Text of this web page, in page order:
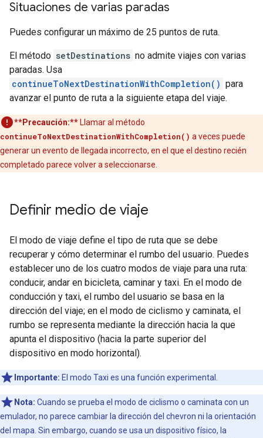
Situaciones de varias paradas
Puedes configurar un máximo de 25 puntos de ruta.
El método setDestinations no admite viajes con varias
paradas. Usa
continueToNextDestinationWithCompletion() para
avanzar el punto de ruta a la siguiente etapa del viaje.
**Precaución:** Llamar al método
continueToNextDestinationWithCompletion() a veces puede
generar un evento de llegada incorrecto, en el que el destino recién
completado parece volver a seleccionarse.
Definir medio de viaje
El modo de viaje define el tipo de ruta que se debe
recuperar y cómo determinar el rumbo del usuario. Puedes
establecer uno de los cuatro modos de viaje para una ruta:
conducir, andar en bicicleta, caminar y taxi. En el modo de
conducción y taxi, el rumbo del usuario se basa en la
dirección del viaje; en el modo de ciclismo y caminata, el
rumbo se representa mediante la dirección hacia la que
apunta el dispositivo (hacia la parte superior del
dispositivo en modo horizontal).
Importante: El modo Taxi es una función experimental.
Nota: Cuando se prueba el modo de ciclismo o caminata con un
emulador, no parece cambiar la dirección del chevron ni la orientación
del mapa. Sin embargo, cuando se usa un dispositivo físico, la